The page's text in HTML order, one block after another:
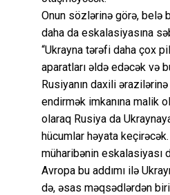
Onun sözlərinə görə, belə
daha da eskalasiyasına
“Ukrayna tərəfi daha çox
aparatları əldə edəcək və
Rusiyanın daxili
endirmək imkanına malik
olaraq Rusiya da
hücumlar həyata
müharibənin eskalasiyası
Avropa bu addımı ilə
də, əsas məqsədlərdən